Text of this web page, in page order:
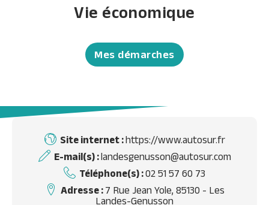
Vie économique
Mes démarches
AUTOSUR
Activités de contrôle et analyses techniques
Accueil/AUTOSUR
Site internet :https://www.autosur.fr
E-mail(s) :landesgenusson@autosur.com
Téléphone(s) :02 51 57 60 73
Adresse : 7 Rue Jean Yole, 85130 - Les
Landes-Genusson